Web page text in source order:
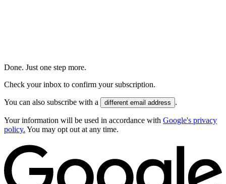
Done. Just one step more.
Check your inbox to confirm your subscription.
You can also subscribe with a different email address .
Your information will be used in accordance with Google's privacy
policy. You may opt out at any time.